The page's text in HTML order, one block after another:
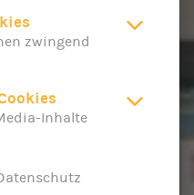
zwingend
Inhalte